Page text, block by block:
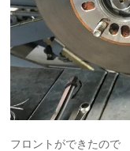
フロントができたので